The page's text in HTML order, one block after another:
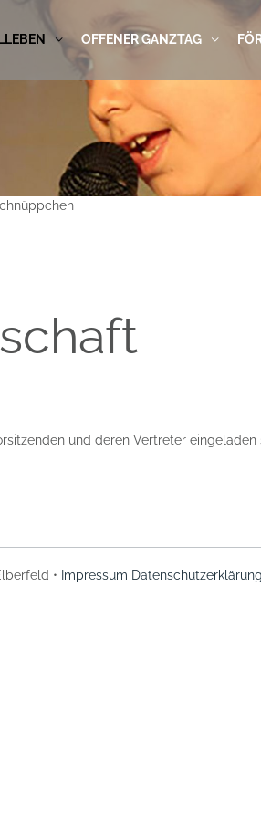
OFFENER GANZTAG
und deren Vertreter eingeladen
• Impressum Datenschutzerklärung